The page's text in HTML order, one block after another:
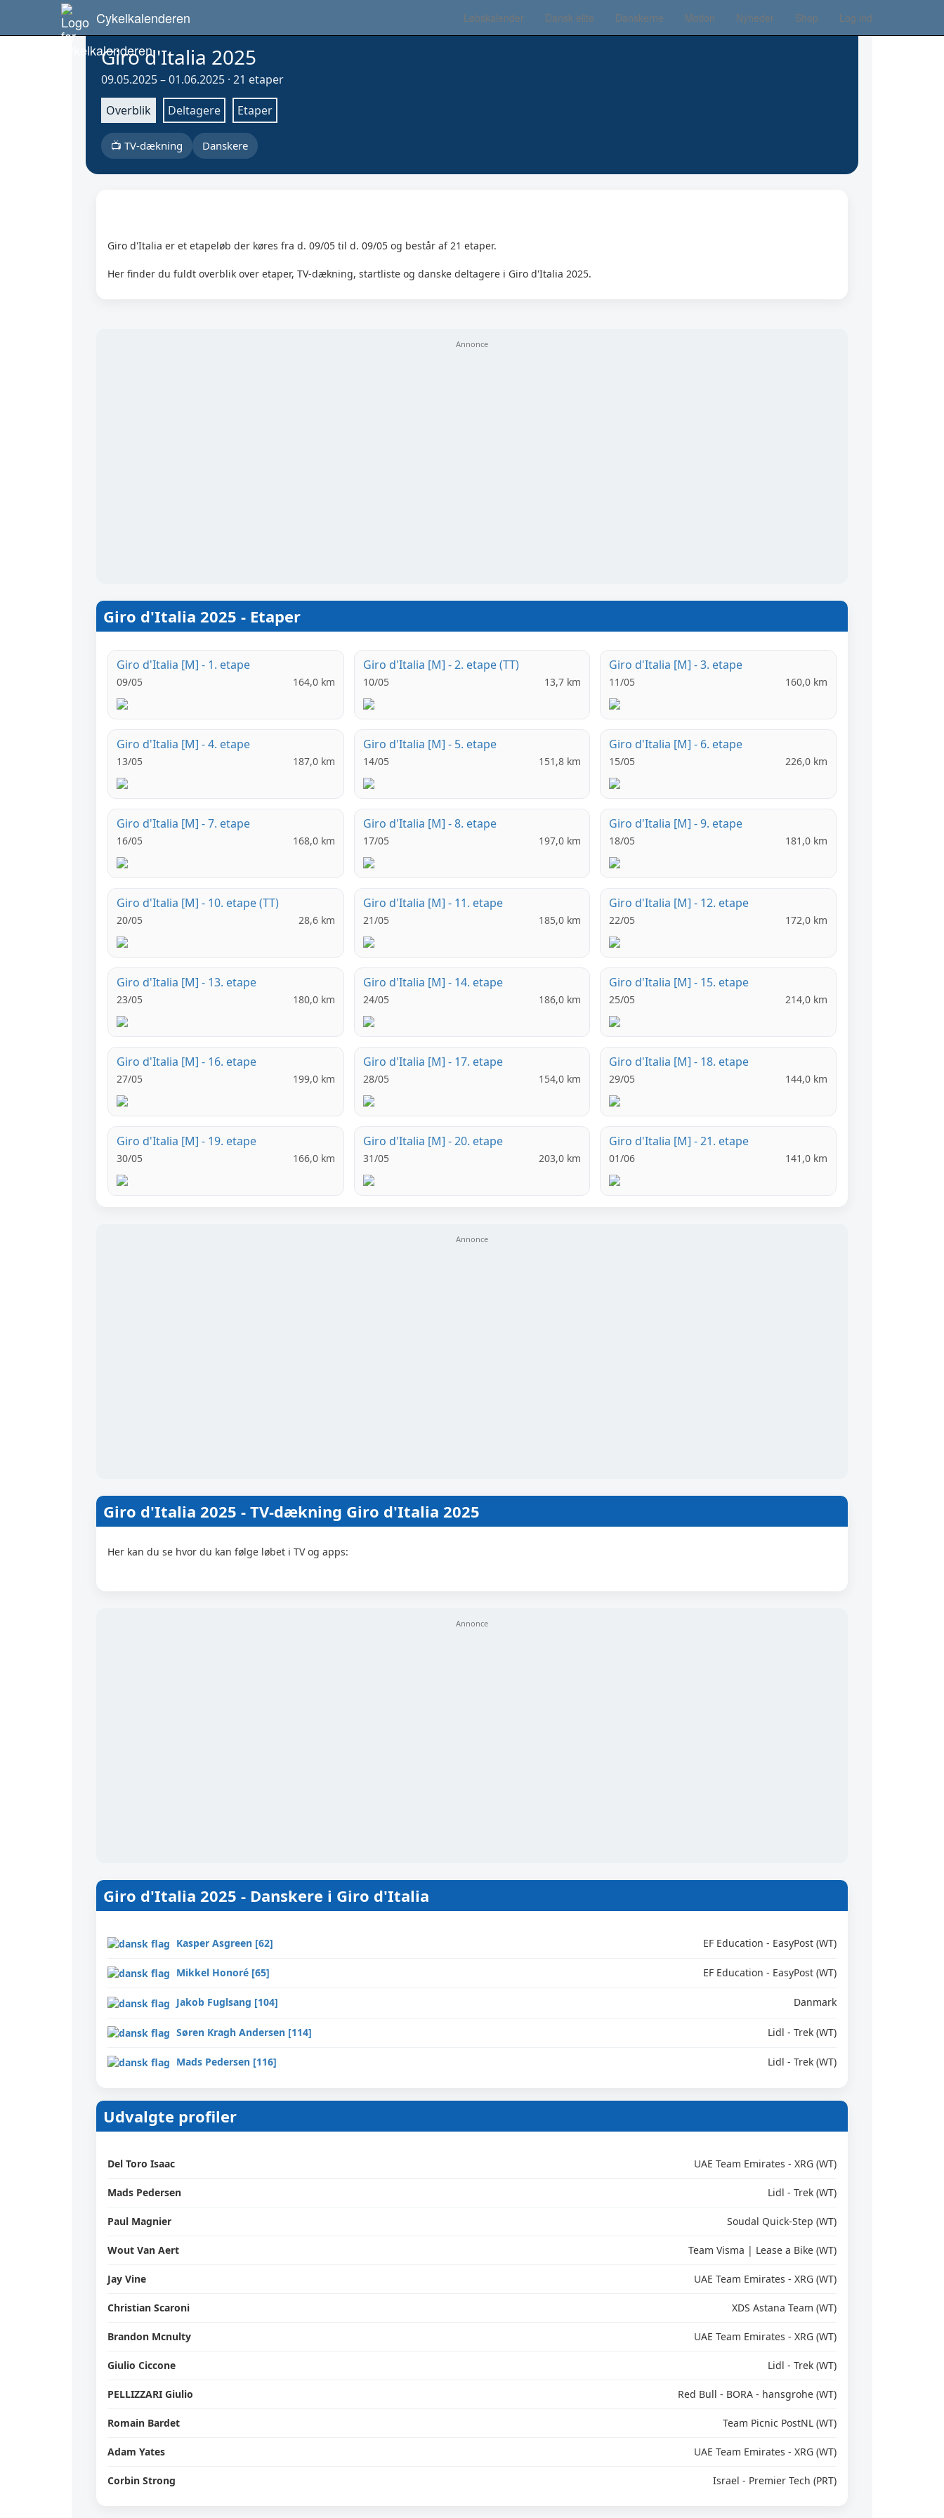
Cykelkalenderen Løbskalender Dansk elite Danskerne Motion Nyheder Shop Log ind
Danmark Rundt miniguide
Giro d'Italia 2025
09.05.2025 – 01.06.2025 · 21 etaper
Overblik
Deltagere Etaper
📺 TV-dækning Danskere
Giro d'Italia er et etapeløb der køres fra d. 09/05 til d. 09/05 og består af 21 etaper.
Her finder du fuldt overblik over etaper, TV-dækning, startliste og danske deltagere i Giro d'Italia 2025.
Giro d'Italia 2025 - Etaper
Giro d'Italia [M] - 1. etape
09/05 164,0 km
Giro d'Italia [M] - 2. etape (TT)
10/05 13,7 km
Giro d'Italia [M] - 3. etape
11/05 160,0 km
Giro d'Italia [M] - 4. etape
13/05 187,0 km
Giro d'Italia [M] - 5. etape
14/05 151,8 km
Giro d'Italia [M] - 6. etape
15/05 226,0 km
Giro d'Italia [M] - 7. etape
16/05 168,0 km
Giro d'Italia [M] - 8. etape
17/05 197,0 km
Giro d'Italia [M] - 9. etape
18/05 181,0 km
Giro d'Italia [M] - 10. etape (TT)
20/05 28,6 km
Giro d'Italia [M] - 11. etape
21/05 185,0 km
Giro d'Italia [M] - 12. etape
22/05 172,0 km
Giro d'Italia [M] - 13. etape
23/05 180,0 km
Giro d'Italia [M] - 14. etape
24/05 186,0 km
Giro d'Italia [M] - 15. etape
25/05 214,0 km
Giro d'Italia [M] - 16. etape
27/05 199,0 km
Giro d'Italia [M] - 17. etape
28/05 154,0 km
Giro d'Italia [M] - 18. etape
29/05 144,0 km
Giro d'Italia [M] - 19. etape
30/05 166,0 km
Giro d'Italia [M] - 20. etape
31/05 203,0 km
Giro d'Italia [M] - 21. etape
01/06 141,0 km
Giro d'Italia 2025 - TV-dækning Giro d'Italia 2025
Her kan du se hvor du kan følge løbet i TV og apps:
Giro d'Italia 2025 - Danskere i Giro d'Italia
Kasper Asgreen [62] EF Education - EasyPost (WT)
Mikkel Honoré [65] EF Education - EasyPost (WT)
Jakob Fuglsang [104] Danmark
Søren Kragh Andersen [114] Lidl - Trek (WT)
Mads Pedersen [116] Lidl - Trek (WT)
Udvalgte profiler
Del Toro Isaac UAE Team Emirates - XRG (WT)
Mads Pedersen Lidl - Trek (WT)
Paul Magnier Soudal Quick-Step (WT)
Wout Van Aert Team Visma | Lease a Bike (WT)
Jay Vine UAE Team Emirates - XRG (WT)
Christian Scaroni XDS Astana Team (WT)
Brandon Mcnulty UAE Team Emirates - XRG (WT)
Giulio Ciccone Lidl - Trek (WT)
PELLIZZARI Giulio Red Bull - BORA - hansgrohe (WT)
Romain Bardet Team Picnic PostNL (WT)
Adam Yates UAE Team Emirates - XRG (WT)
Corbin Strong Israel - Premier Tech (PRT)